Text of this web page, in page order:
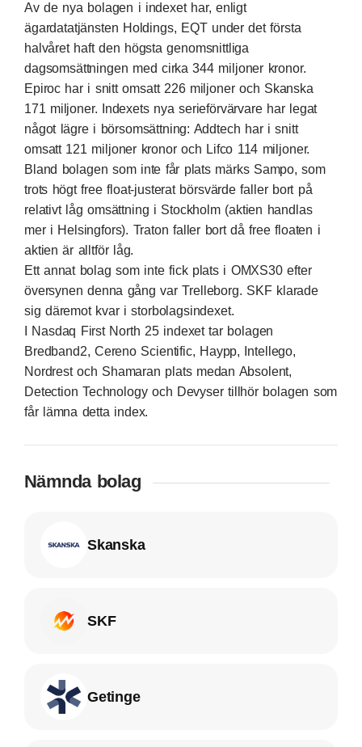
Av de nya bolagen i indexet har, enligt
ägardatatjänsten Holdings, EQT under det första
halvåret haft den högsta genomsnittliga
dagsomsättningen med cirka 344 miljoner kronor.
Epiroc har i snitt omsatt 226 miljoner och Skanska
171 miljoner. Indexets nya serieförvärvare har legat
något lägre i börsomsättning: Addtech har i snitt
omsatt 121 miljoner kronor och Lifco 114 miljoner.
Bland bolagen som inte får plats märks Sampo, som
trots högt free float-justerat börsvärde faller bort på
relativt låg omsättning i Stockholm (aktien handlas
mer i Helsingfors). Traton faller bort då free floaten i
aktien är alltför låg.
Ett annat bolag som inte fick plats i OMXS30 efter
översynen denna gång var Trelleborg. SKF klarade
sig däremot kvar i storbolagsindexet.
I Nasdaq First North 25 indexet tar bolagen
Bredband2, Cereno Scientific, Haypp, Intellego,
Nordrest och Shamaran plats medan Absolent,
Detection Technology och Devyser tillhör bolagen som
får lämna detta index.
Nämnda bolag
Skanska
SKF
Getinge